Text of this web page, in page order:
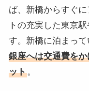
ば、新橋からすぐ
トの充実した東京
す。新橋に泊まって
銀座へは交通費を
ット。